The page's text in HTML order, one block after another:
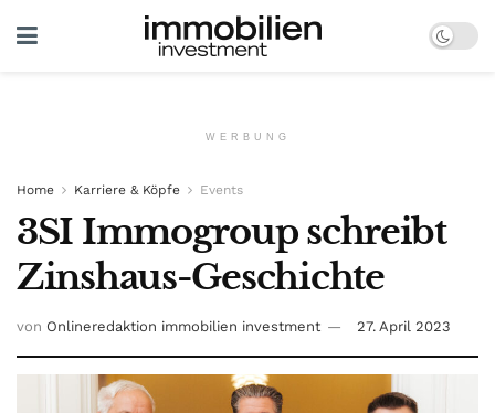
WERBUNG
Home Karriere & Köpfe Events
3SI Immogroup schreibt
Zinshaus-Geschichte
von Onlineredaktion immobilien investment 27. April 2023